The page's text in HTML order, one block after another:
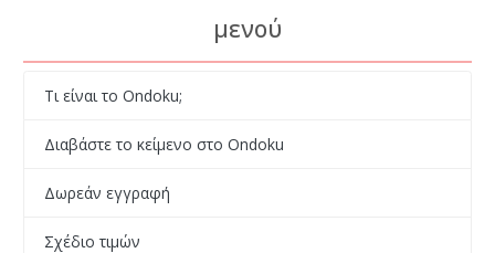
μενού
Τι είναι το Ondoku;
Διαβάστε το κείμενο στο Ondoku
Δωρεάν εγγραφή
Σχέδιο τιμών